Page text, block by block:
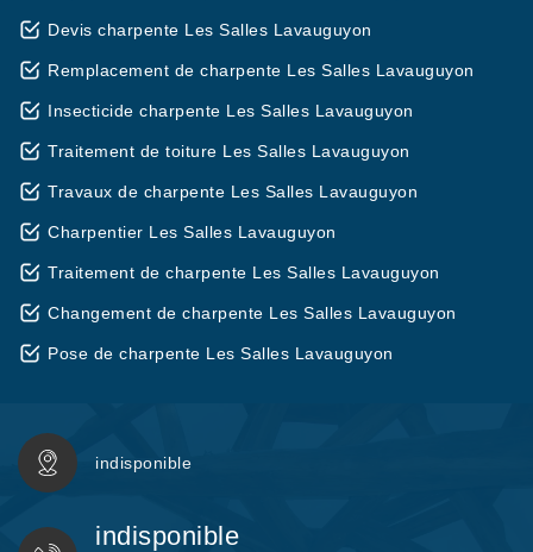
Devis charpente Les Salles Lavauguyon
Remplacement de charpente Les Salles Lavauguyon
Insecticide charpente Les Salles Lavauguyon
Traitement de toiture Les Salles Lavauguyon
Travaux de charpente Les Salles Lavauguyon
Charpentier Les Salles Lavauguyon
Traitement de charpente Les Salles Lavauguyon
Changement de charpente Les Salles Lavauguyon
Pose de charpente Les Salles Lavauguyon
indisponible
indisponible